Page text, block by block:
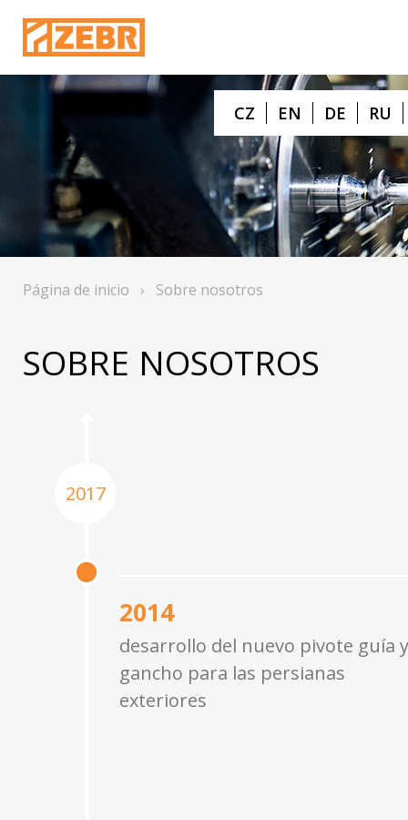
CZ EN DE RU
Página de inicio › Sobre nosotros
SOBRE NOSOTROS
2017
2014
desarrollo del nuevo pivote guía y
gancho para las persianas
exteriores